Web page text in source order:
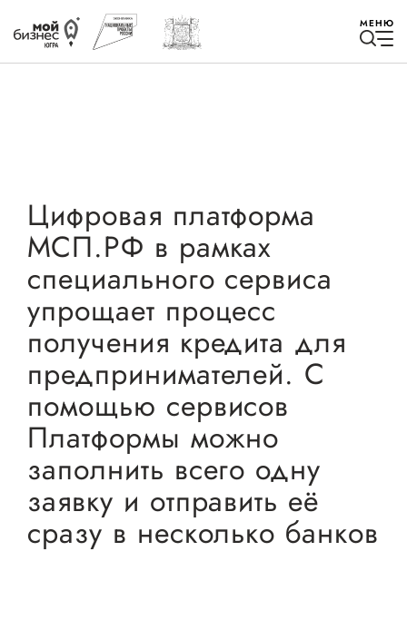
МЕНЮ
Быть в курсе
Мероприятия
Новости
Онлайн-витрина продукции
Социальные сети "Мой
Бизнес Югра"
Меры поддержки
Цифровая платформа
МСП.РФ в рамках
специального сервиса
упрощает процесс
получения кредита для
предпринимателей. С
помощью сервисов
Платформы можно
заполнить всего одну
заявку и отправить её
сразу в несколько банков